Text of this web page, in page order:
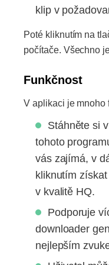
klip v
Poté kliknutím na
počítače. Všechno
Funkčnost
V aplikaci je mnoho
Stáhněte si
tohoto
vás zajímá, v
kliknutím
v kvalitě HQ.
Podporuje
downloader
nejlepším